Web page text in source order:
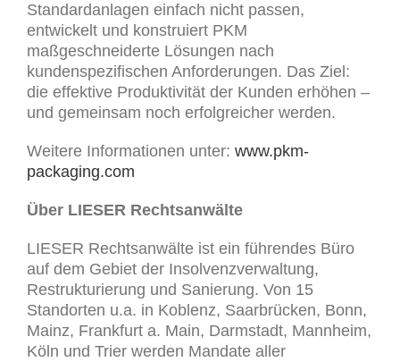
Standardanlagen einfach nicht passen,
entwickelt und konstruiert PKM
maßgeschneiderte Lösungen nach
kundenspezifischen Anforderungen. Das Ziel:
die effektive Produktivität der Kunden erhöhen –
und gemeinsam noch erfolgreicher werden.
Weitere Informationen unter: www.pkm-
packaging.com
Über LIESER Rechtsanwälte
LIESER Rechtsanwälte ist ein führendes Büro
auf dem Gebiet der Insolvenzverwaltung,
Restrukturierung und Sanierung. Von 15
Standorten u.a. in Koblenz, Saarbrücken, Bonn,
Mainz, Frankfurt a. Main, Darmstadt, Mannheim,
Köln und Trier werden Mandate aller